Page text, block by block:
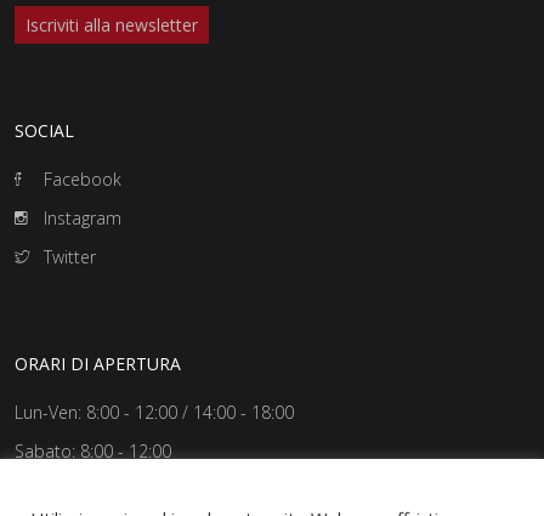
Iscriviti alla newsletter
SOCIAL
Facebook
Instagram
Twitter
ORARI DI APERTURA
Lun-Ven: 8:00 - 12:00 / 14:00 - 18:00
Sabato: 8:00 - 12:00